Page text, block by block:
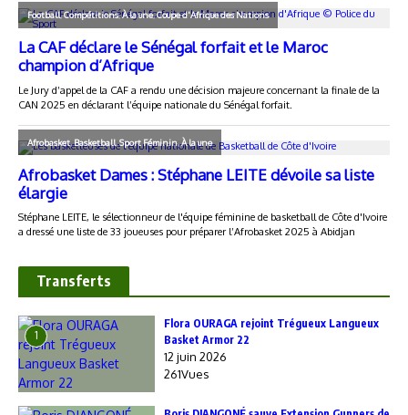
Transferts
1
Flora OURAGA rejoint Trégueux Langueux
Basket Armor 22
12 juin 2026
261Vues